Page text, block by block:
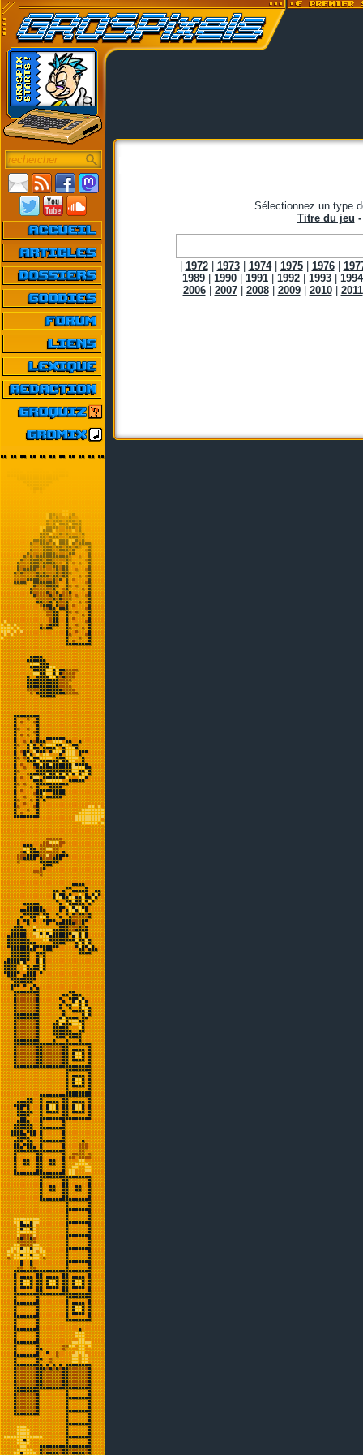
Sélectionnez un type
Titre du jeu
1972| 1973| 1974| 1975| 1976|
1989
1990 1991 1992 1993
1994
2006| 2007| 2008| 2009| 2010| 2011